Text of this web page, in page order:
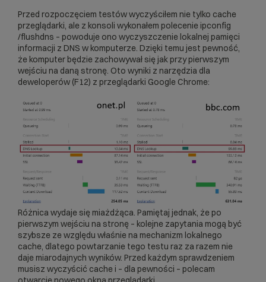
Przed rozpoczęciem testów wyczyściłem nie tylko cache
przeglądarki, ale z konsoli wykonałem polecenie ipconfig
/flushdns – powoduje ono wyczyszczenie lokalnej pamięci
informacji z DNS w komputerze. Dzięki temu jest pewność,
że komputer będzie zachowywał się jak przy pierwszym
wejściu na daną stronę. Oto wyniki z narzędzia dla
deweloperów (F12) z przeglądarki Google Chrome:
Różnica wydaje się miażdżąca. Pamiętaj jednak, że po
pierwszym wejściu na stronę – kolejne zapytania mogą być
szybsze ze względu właśnie na mechanizm lokalnego
cache, dlatego powtarzanie tego testu raz za razem nie
daje miarodajnych wyników. Przed każdym sprawdzeniem
musisz wyczyścić cache i – dla pewności – polecam